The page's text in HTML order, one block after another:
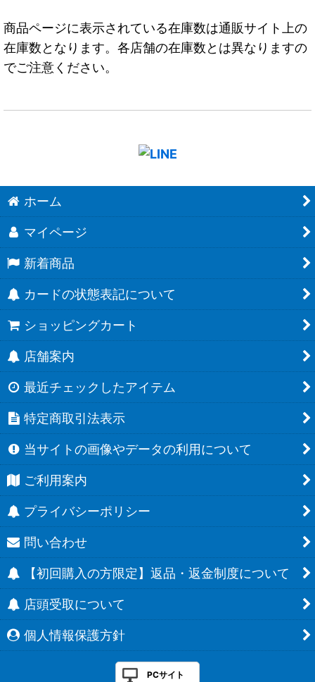
商品ページに表示されている在庫数は通販サイト上の
在庫数となります。各店舗の在庫数とは異なりますの
でご注意ください。
ホーム
マイページ
新着商品
カードの状態表記について
ショッピングカート
店舗案内
最近チェックしたアイテム
特定商取引法表示
当サイトの画像やデータの利用について
ご利用案内
プライバシーポリシー
問い合わせ
【初回購入の方限定】返品・返金制度について
店頭受取について
個人情報保護方針
PCサイト